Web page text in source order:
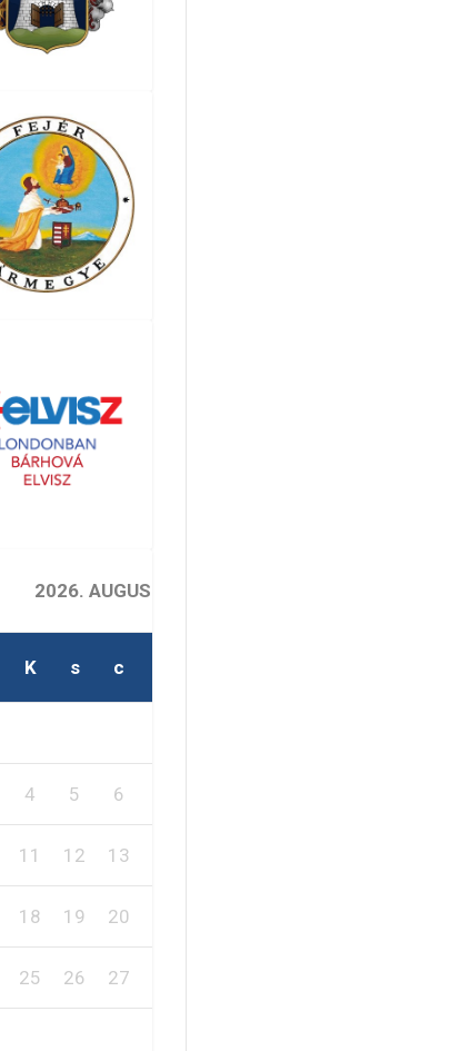
2026. AUGUSZTUS
K s c
4 5 6
11 12 13
18 19 20
25 26 27